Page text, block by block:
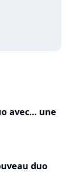
avec... une
duo